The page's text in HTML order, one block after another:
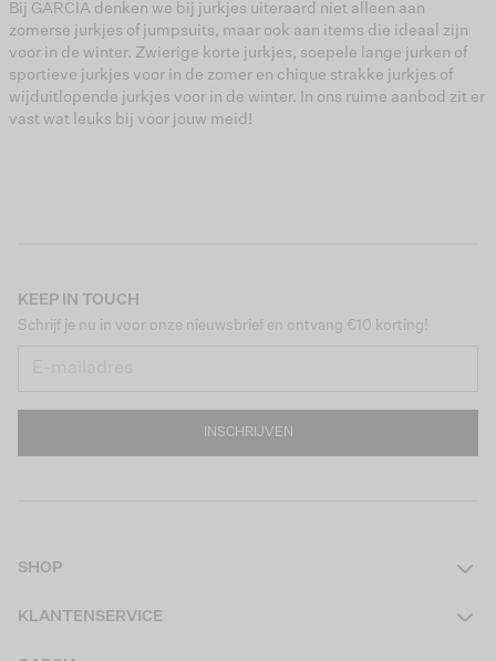
Bij GARCIA denken we bij jurkjes uiteraard niet alleen aan
zomerse jurkjes of jumpsuits, maar ook aan items die ideaal zijn
voor in de winter. Zwierige korte jurkjes, soepele lange jurken of
sportieve jurkjes voor in de zomer en chique strakke jurkjes of
wijduitlopende jurkjes voor in de winter. In ons ruime aanbod zit er
vast wat leuks bij voor jouw meid!
KEEP IN TOUCH
Schrijf je nu in voor onze nieuwsbrief en ontvang €10 korting!
INSCHRIJVEN
SHOP
KLANTENSERVICE